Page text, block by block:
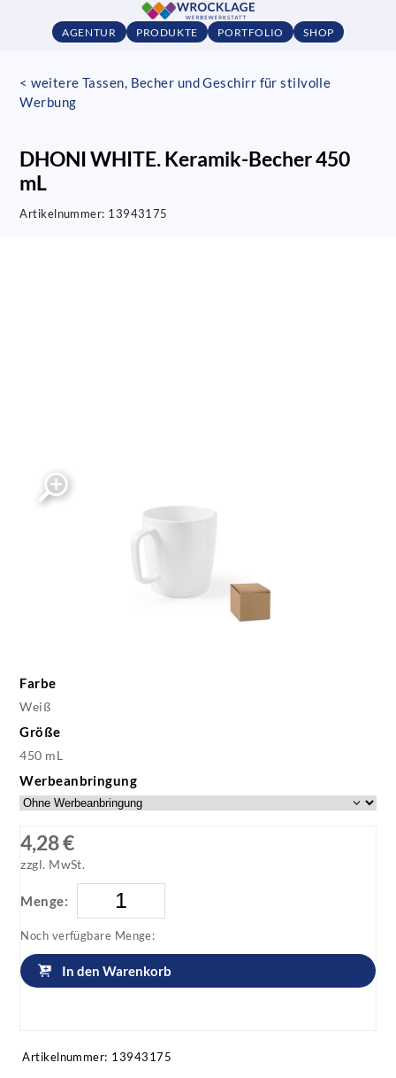
AGENTUR PRODUKTE PORTFOLIO SHOP
< weitere Tassen, Becher und Geschirr für stilvolle
Werbung
DHONI WHITE. Keramik-Becher 450
mL
Artikelnummer: 13943175
Farbe
Weiß
Größe
450 mL
Werbeanbringung
4,28 €
zzgl. MwSt.
Menge:
Noch verfügbare Menge:
In den Warenkorb
Artikelnummer: 13943175